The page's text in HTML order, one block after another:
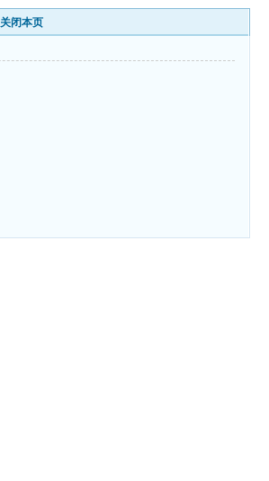
关闭本页